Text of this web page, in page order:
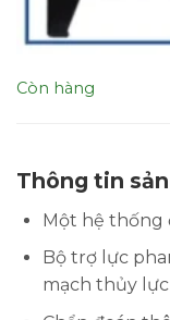
Còn hàng
Thông tin
Một hệ thống
Bộ trợ lực
mạch thủy